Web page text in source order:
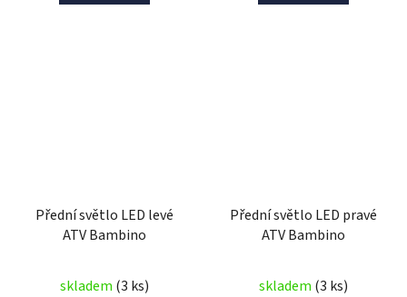
Přední světlo LED levé
ATV Bambino
skladem (3 ks)
Přední světlo LED pravé
ATV Bambino
skladem (3 ks)